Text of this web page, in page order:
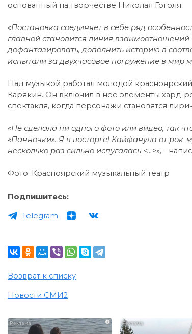
основанный на творчестве Николая Гоголя.
«Постановка соединяет в себе ряд
главной становится линия
дофантазировать, дополнить историю в
испытали за двухчасовое погружение в мир
Над музыкой работал молодой
Карякин. Он включил в нее элементы хард-
спектакля, когда персонажи становятся
«Не сделала ни одного фото или видео, так
«Панночки». Я в восторге! Кайфанула от
несколько раз сильно испугалась <…>», -
Фото: Красноярский музыкальный театр
Подпишитесь:
Telegram
Возврат к списку
Новости СМИ2
i